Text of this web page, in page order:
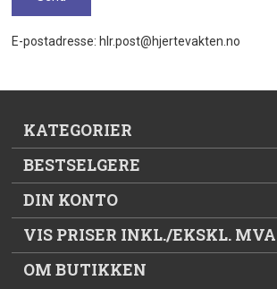
E-postadresse: hlr.post@hjertevakten.no
KATEGORIER
BESTSELGERE
DIN KONTO
VIS PRISER INKL./EKSKL. MVA
OM BUTIKKEN